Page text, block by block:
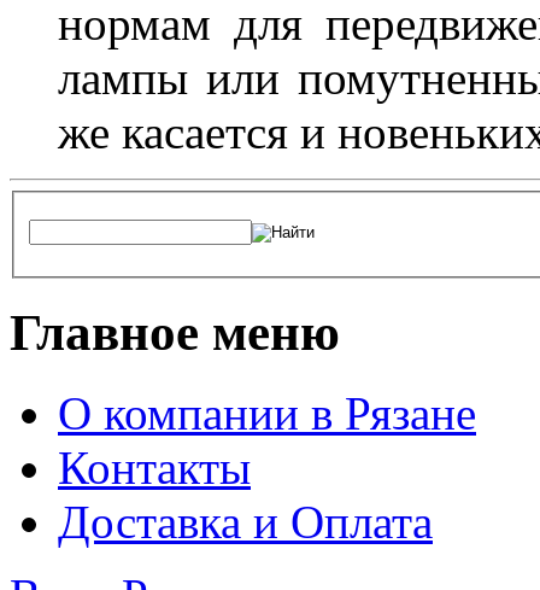
нормам для
лампы или
же касается и
Главное меню
О компании в Рязане
Контакты
Доставка и Оплата